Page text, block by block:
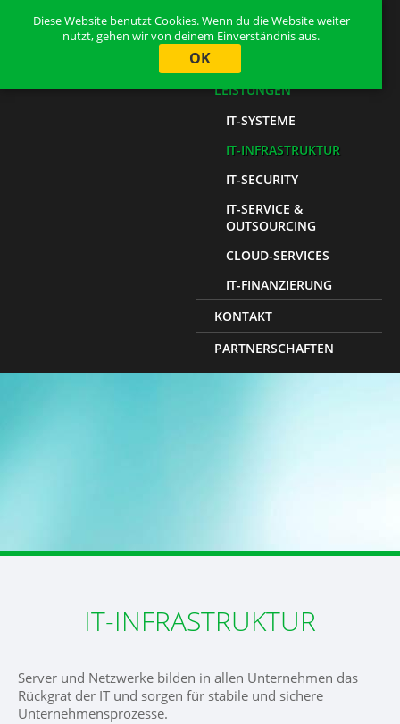
Diese Website benutzt Cookies. Wenn du die Website weiter
nutzt, gehen wir von deinem Einverständnis aus.
OK
HOME
LEISTUNGEN
IT-SYSTEME
IT-INFRASTRUKTUR
IT-SECURITY
IT-SERVICE &
OUTSOURCING
CLOUD-SERVICES
IT-FINANZIERUNG
KONTAKT
PARTNERSCHAFTEN
IT-INFRASTRUKTUR
Server und Netzwerke bilden in allen Unternehmen das
Rückgrat der IT und sorgen für stabile und sichere
Unternehmensprozesse.